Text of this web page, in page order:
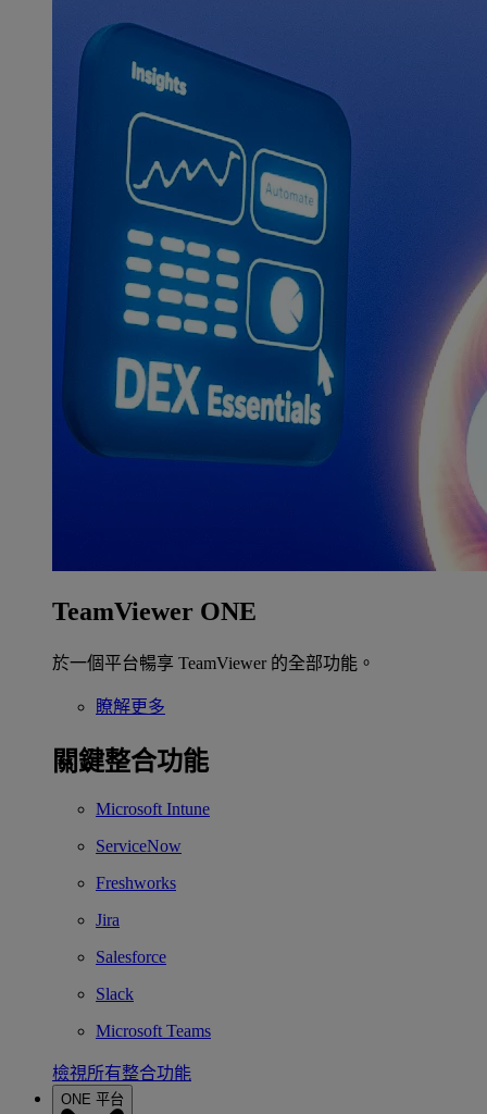
TeamViewer ONE
於一個平台暢享 TeamViewer 的全部功能。
瞭解更多
關鍵整合功能
Microsoft Intune
ServiceNow
Freshworks
Jira
Salesforce
Slack
Microsoft Teams
檢視所有整合功能
ONE 平台